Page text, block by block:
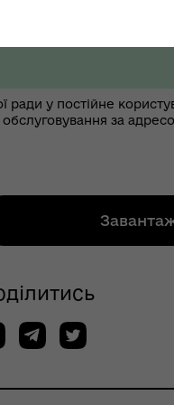
ради у постійне
обслуговування за